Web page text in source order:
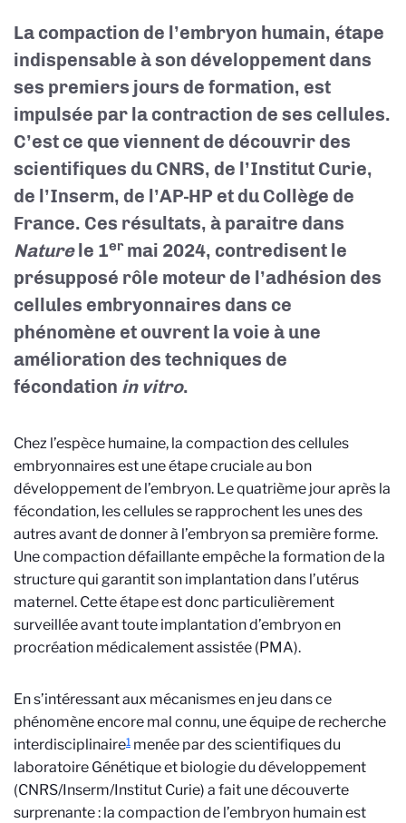
La compaction de l’embryon humain, étape
indispensable à son développement dans
ses premiers jours de formation, est
impulsée par la contraction de ses cellules.
C’est ce que viennent de découvrir des
scientifiques du CNRS, de l’Institut Curie,
de l’Inserm, de l’AP-HP et du Collège de
France. Ces résultats, à paraitre dans
Naturele 1ermai 2024, contredisent le
présupposé rôle moteur de l’adhésion des
cellules embryonnaires dans ce
phénomène et ouvrent la voie à une
amélioration des techniques de
fécondation in vitro.
Chez l’espèce humaine, la compaction des cellules
embryonnaires est une étape cruciale au bon
développement de l’embryon. Le quatrième jour après la
fécondation, les cellules se rapprochent les unes des
autres avant de donner à l’embryon sa première forme.
Une compaction défaillante empêche la formation de la
structure qui garantit son implantation dans l’utérus
maternel. Cette étape est donc particulièrement
surveillée avant toute implantation d’embryon en
procréation médicalement assistée (PMA).
En s’intéressant aux mécanismes en jeu dans ce
phénomène encore mal connu, une équipe de recherche
interdisciplinaire1 menée par des scientifiques du
laboratoire Génétique et biologie du développement
(CNRS/Inserm/Institut Curie) a fait une découverte
surprenante : la compaction de l’embryon humain est